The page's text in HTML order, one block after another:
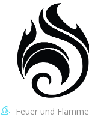
Feuer und Flamme